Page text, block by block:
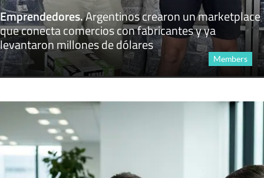
Emprendedores.Argentinos crearon un marketplace
que conecta comercios con fabricantes y ya
levantaron millones de dólares
Members